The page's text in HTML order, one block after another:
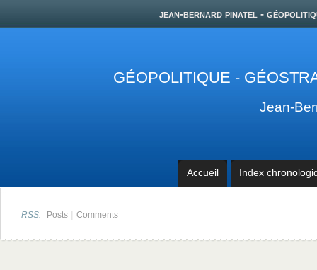
jean-bernard pinatel -
GÉOPOLITIQUE -
Jean-
Accueil Index
RSS: Posts | Comments